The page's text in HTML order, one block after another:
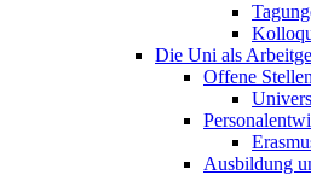
Die Uni als
Offene Stellen
Ausbildung